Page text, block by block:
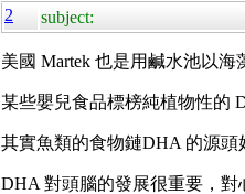
2 subject:
美國 Martek 也是用鹹水池以海
某些嬰兒食品標榜純植物性的
其實魚類的食物鏈DHA 的源頭
DHA 對頭腦的發展很重要，對